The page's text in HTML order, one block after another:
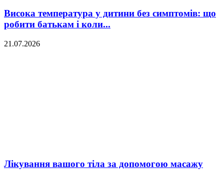
Висока температура у дитини без симптомів: що
робити батькам і коли...
21.07.2026
Лікування вашого тіла за допомогою масажу